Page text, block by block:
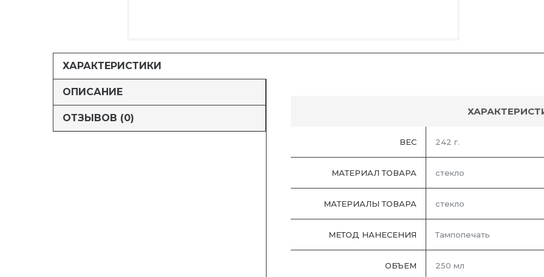
ХАРАКТЕРИСТИКИ
ОПИСАНИЕ
ОТЗЫВОВ (0)
ВЕС 242 г.
МАТЕРИАЛ ТОВАРА стекло
МАТЕРИАЛЫ ТОВАРА стекло
МЕТОД НАНЕСЕНИЯ Тампопечать
ОБЪЕМ 250 мл